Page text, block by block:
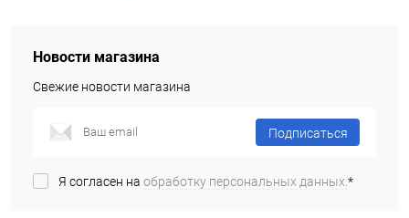
Новости магазина
Свежие новости магазина
Подписаться
Я согласен на обработку персональных данных.*